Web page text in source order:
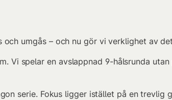
umgås – och nu gör vi verklighet av
Vi spelar en avslappnad 9-hålsrunda
serie. Fokus ligger istället på en trevlig